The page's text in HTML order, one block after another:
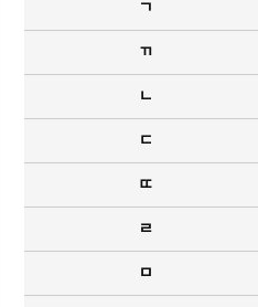
ㄱ
ㄲ
ㄴ
ㄷ
ㄸ
ㄹ
ㅁ